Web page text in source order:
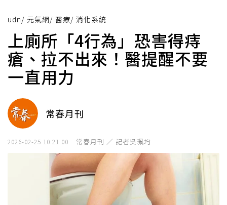
udn/ 元氣網/ 醫療/ 消化系統
上廁所「4行為」恐害得痔
瘡、拉不出來！醫提醒不要
一直用力
常春月刊
2026-02-25 10:21:00 常春月刊 ／ 記者吳珮均